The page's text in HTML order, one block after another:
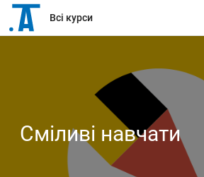
Всі курси
Сміливі навчати